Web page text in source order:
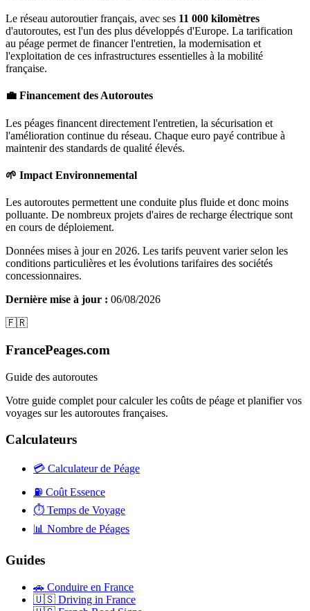
Le réseau autoroutier français, avec ses 11 000 kilomètres
d'autoroutes, est l'un des plus développés d'Europe. La tarification
au péage permet de financer l'entretien, la modernisation et
l'exploitation de ces infrastructures essentielles à la mobilité
française.
💼 Financement des Autoroutes
Les péages financent directement l'entretien, la sécurisation et
l'amélioration continue du réseau. Chaque euro payé contribue à
maintenir des standards de qualité élevés.
🌱 Impact Environnemental
Les autoroutes permettent une conduite plus fluide et donc moins
polluante. De nombreux projets d'aires de recharge électrique sont
en cours de déploiement.
Données mises à jour en 2026. Les tarifs peuvent varier selon les
conditions particulières et les évolutions tarifaires des sociétés
concessionnaires.
Dernière mise à jour : 06/08/2026
🇫🇷
FrancePeages.com
Guide des autoroutes
Votre guide complet pour calculer les coûts de péage et planifier vos
voyages sur les autoroutes françaises.
Calculateurs
💳 Calculateur de Péage
⛽ Coût Essence
⏱️ Temps de Voyage
📊 Nombre de Péages
Guides
🚗 Conduire en France
🇺🇸 Driving in France